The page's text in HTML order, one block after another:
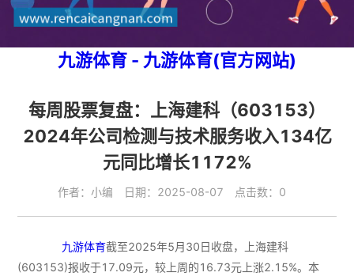
九游体育 - 九游体育(官方网站)
每周股票复盘：上海建科（603153）
2024年公司检测与技术服务收入134亿
元同比增长1172%
作者：小编 日期：2025-08-07 点击数：0
九游体育截至2025年5月30日收盘，上海建科
(603153)报收于17.09元，较上周的16.73元上涨2.15%。本